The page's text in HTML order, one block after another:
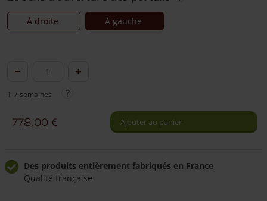
À droite À gauche
quantité
Portail
rustique
1-7 semaines
778,00 € Ajouter au panier
Des produits entièrement fabriqués en France
Qualité française